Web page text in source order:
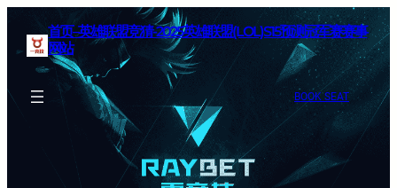
首页–英雄联盟竞猜-2025英雄联盟(LOL)S15预测冠军赛赛事
网站
BOOK SEAT